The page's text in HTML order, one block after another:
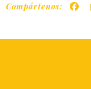
Compártenos: